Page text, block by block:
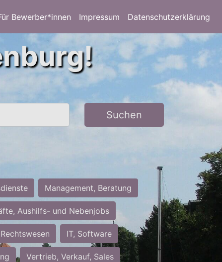
Bewerber*innen Impressum Datenschutzerklärung
Suchen
Management, Beratung
Aushilfs- und Nebenjobs
Rechtswesen IT, Software
Vertrieb, Verkauf, Sales